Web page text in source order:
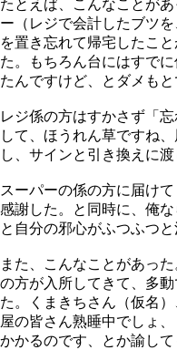
たとえば、こんなことが
ー（レジで会計したブツ
を置き忘れて帰宅したこ
た。もちろん台にはすで
たんですけど、とダメもと
レジ係の方はすかさず「
して、ほうれん草ですね
し、サインと引き換えに渡
スーパーの係の方に届け
感謝した。と同時に、俺
と自分の邪心がふつふつ
また、こんなことがあっ
の方が入所してきて、多
た。くまきちさん（仮名
屋の皆さん熟睡中でしょ
かかるのです、とか諭し